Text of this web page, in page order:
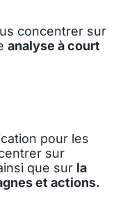
concentrer sur
analyse à court
pour les
sur
que sur la
et actions.